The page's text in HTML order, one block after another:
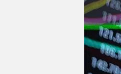
深证成指